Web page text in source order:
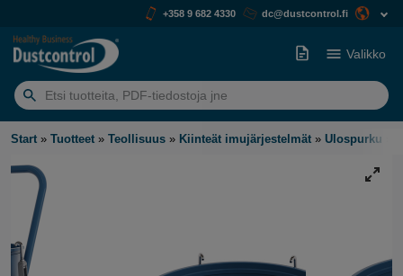
+358 9 682 4330 dc@dustcontrol.fi
Etsiä:
Valikko
Start » Tuotteet » Teollisuus » Kiinteät imujärjestelmät » Ulospurku